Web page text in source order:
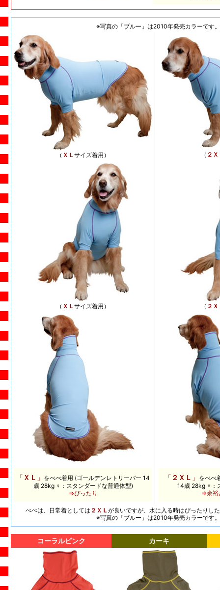
※写真の「ブルー」は2010年発売カラーです。
（ ＸＬ サイズ着用） （ ２
（ ＸＬ サイズ着用） （ ２
「 ＸＬ 」 をべべ着用 (ゴールデンレトリーバー 14
歳 28kg ♀： スタンダードな普通体型)
⇒ぴったり
「 ２ＸＬ 」 をべべ
14歳 28kg ♀：
⇒余裕
べべは、日常着としては ２ＸＬ が良いですが、水に入る時はぴったりした
※写真の「ブルー」は2010年発売カラーです。
コーラルピンク カーキ